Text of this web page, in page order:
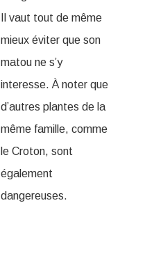
Il vaut tout de même
mieux éviter que son
matou ne s’y
interesse. À noter que
d’autres plantes de la
même famille, comme
le Croton, sont
également
dangereuses.